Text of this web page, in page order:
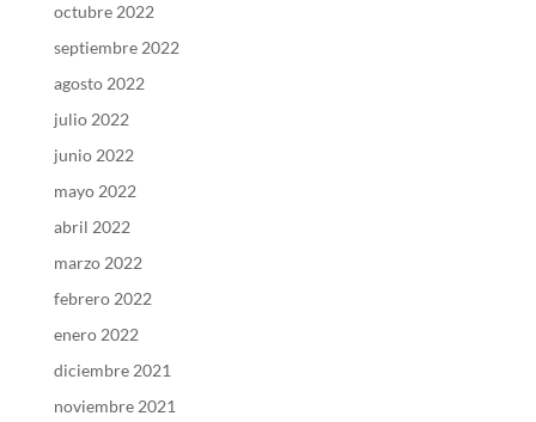
octubre 2022
septiembre 2022
agosto 2022
julio 2022
junio 2022
mayo 2022
abril 2022
marzo 2022
febrero 2022
enero 2022
diciembre 2021
noviembre 2021